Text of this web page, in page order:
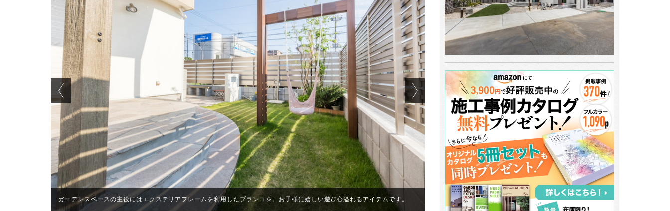
ガーデンスペースの主役にはエクステリアフレームを利用したブランコを。お子様に嬉しい遊び心溢れるアイテムです。
ガーデンスペースの周囲は目隠しのフェンスを使い、プライベートな空間に。